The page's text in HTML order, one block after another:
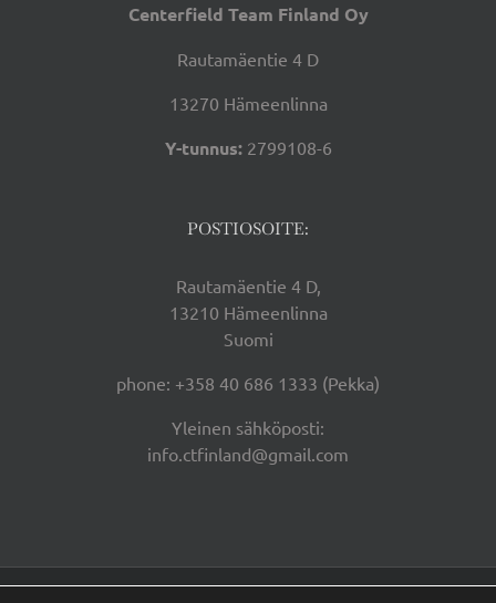
Centerfield Team Finland Oy
Rautamäentie 4 D
13270 Hämeenlinna
Y-tunnus: 2799108-6
POSTIOSOITE:
Rautamäentie 4 D,
13210 Hämeenlinna
Suomi
phone: +358 40 686 1333 (Pekka)
Yleinen sähköposti:
info.ctfinland@gmail.com